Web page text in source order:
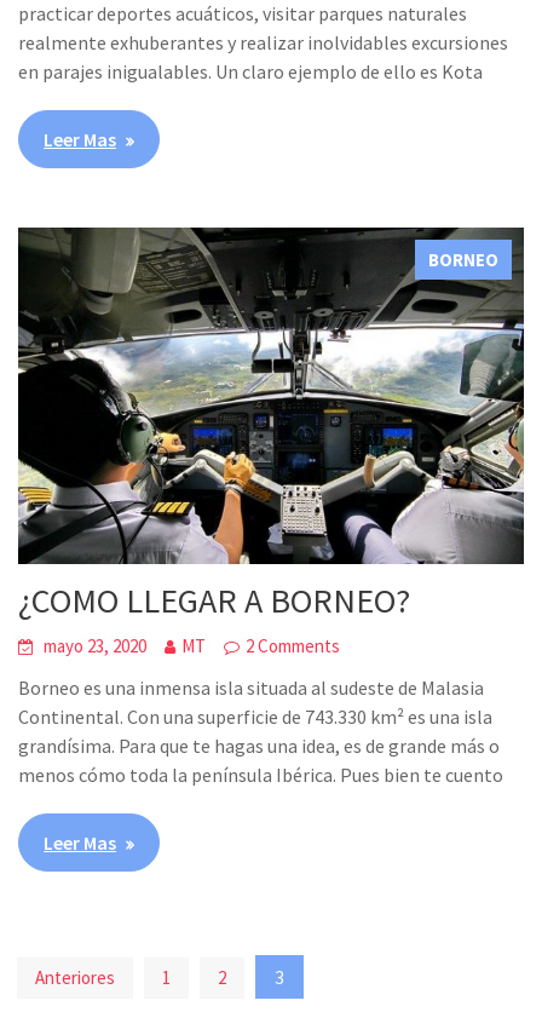
practicar deportes acuáticos, visitar parques naturales
realmente exhuberantes y realizar inolvidables excursiones
en parajes inigualables. Un claro ejemplo de ello es Kota
Leer Mas
BORNEO
¿COMO LLEGAR A BORNEO?
mayo 23, 2020 MT 2 Comments
Borneo es una inmensa isla situada al sudeste de Malasia
Continental. Con una superficie de 743.330 km² es una isla
grandísima. Para que te hagas una idea, es de grande más o
menos cómo toda la península Ibérica. Pues bien te cuento
Leer Mas
Paginación
Anteriores 1 2 3